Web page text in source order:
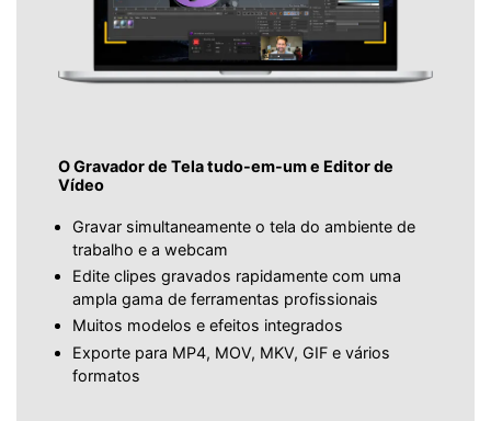
O Gravador de Tela tudo-em-um e Editor de
Vídeo
Gravar simultaneamente o tela do ambiente de
trabalho e a webcam
Edite clipes gravados rapidamente com uma
ampla gama de ferramentas profissionais
Muitos modelos e efeitos integrados
Exporte para MP4, MOV, MKV, GIF e vários
formatos